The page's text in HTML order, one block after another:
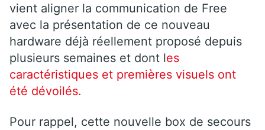
vient aligner la communication de Free
avec la présentation de ce nouveau
hardware déjà réellement proposé depuis
plusieurs semaines et dont les
caractéristiques et premières visuels ont
été dévoilés.
Pour rappel, cette nouvelle box de secours